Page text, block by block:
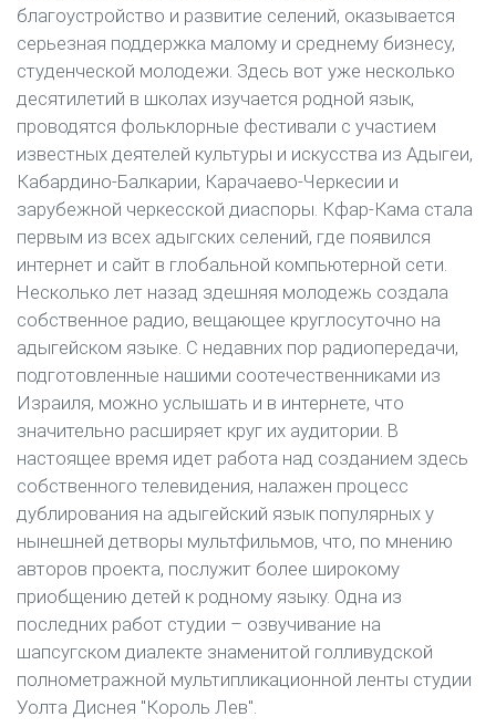
благоустройство и развитие селений, оказывается
серьезная поддержка малому и среднему бизнесу,
студенческой молодежи. Здесь вот уже несколько
десятилетий в школах изучается родной язык,
проводятся фольклорные фестивали с участием
известных деятелей культуры и искусства из Адыгеи,
Кабардино-Балкарии, Карачаево-Черкесии и
зарубежной черкесской диаспоры. Кфар-Кама стала
первым из всех адыгских селений, где появился
интернет и сайт в глобальной компьютерной сети.
Несколько лет назад здешняя молодежь создала
собственное радио, вещающее круглосуточно на
адыгейском языке. С недавних пор радиопередачи,
подготовленные нашими соотечественниками из
Израиля, можно услышать и в интернете, что
значительно расширяет круг их аудитории. В
настоящее время идет работа над созданием здесь
собственного телевидения, налажен процесс
дублирования на адыгейский язык популярных у
нынешней детворы мультфильмов, что, по мнению
авторов проекта, послужит более широкому
приобщению детей к родному языку. Одна из
последних работ студии – озвучивание на
шапсугском диалекте знаменитой голливудской
полнометражной мультипликационной ленты студии
Уолта Диснея "Король Лев".